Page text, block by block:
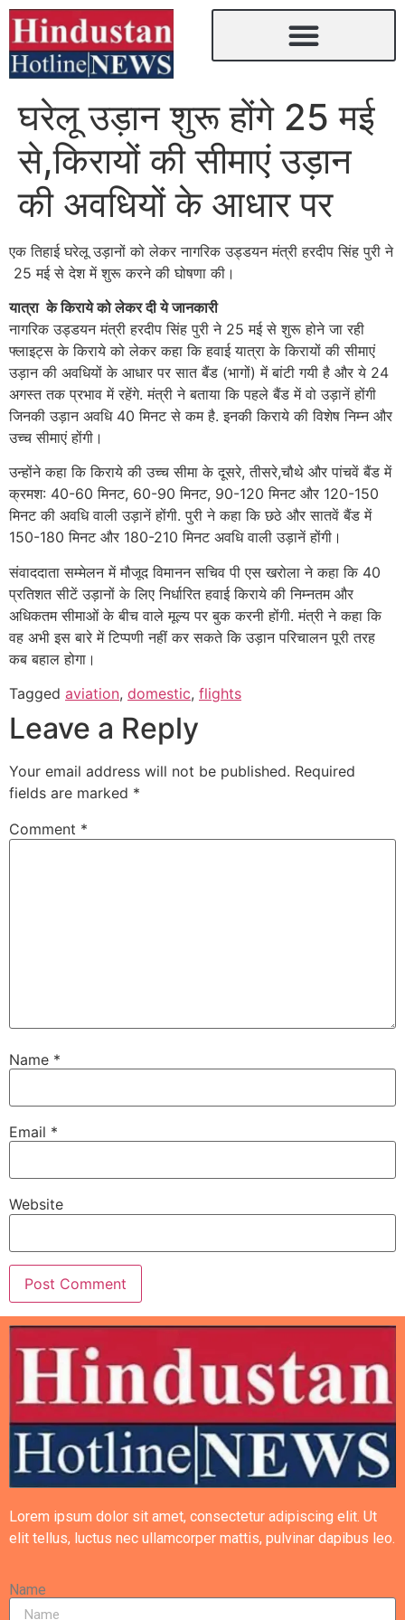
घरेलू उड़ान शुरू होंगे 25 मई
से,किरायों की सीमाएं उड़ान
की अवधियों के आधार पर
एक तिहाई घरेलू उड़ानों को लेकर नागरिक उड्डयन मंत्री हरदीप सिंह पुरी ने
25 मई से देश में शुरू करने की घोषणा की।
यात्रा के किराये को लेकर दी ये जानकारी
नागरिक उड्डयन मंत्री हरदीप सिंह पुरी ने 25 मई से शुरू होने जा रही
फ्लाइट्स के किराये को लेकर कहा कि हवाई यात्रा के किरायों की सीमाएं
उड़ान की अवधियों के आधार पर सात बैंड (भागों) में बांटी गयी है और ये 24
अगस्त तक प्रभाव में रहेंगे. मंत्री ने बताया कि पहले बैंड में वो उड़ानें होंगी
जिनकी उड़ान अवधि 40 मिनट से कम है. इनकी किराये की विशेष निम्न और
उच्च सीमाएं होंगी।
उन्होंने कहा कि किराये की उच्च सीमा के दूसरे, तीसरे,चौथे और पांचवें बैंड में
क्रमश: 40-60 मिनट, 60-90 मिनट, 90-120 मिनट और 120-150
मिनट की अवधि वाली उड़ानें होंगी. पुरी ने कहा कि छठे और सातवें बैंड में
150-180 मिनट और 180-210 मिनट अवधि वाली उड़ानें होंगी।
संवाददाता सम्मेलन में मौजूद विमानन सचिव पी एस खरोला ने कहा कि 40
प्रतिशत सीटें उड़ानों के लिए निर्धारित हवाई किराये की निम्नतम और
अधिकतम सीमाओं के बीच वाले मूल्य पर बुक करनी होंगी. मंत्री ने कहा कि
वह अभी इस बारे में टिप्पणी नहीं कर सकते कि उड़ान परिचालन पूरी तरह
कब बहाल होगा।
Tagged aviation, domestic, flights
Leave a Reply
Your email address will not be published. Required
fields are marked *
Comment *
Name *
Email *
Website
Lorem ipsum dolor sit amet, consectetur adipiscing elit. Ut
elit tellus, luctus nec ullamcorper mattis, pulvinar dapibus leo.
Name